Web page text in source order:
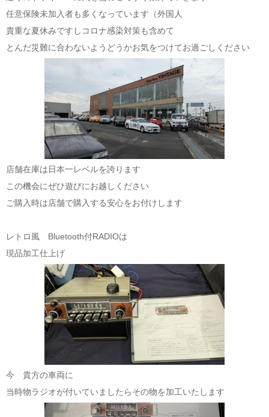
任意保険未加入者も多くなっています（外国人
貴重な夏休みですしコロナ感染対策も含めて
とんだ災難に合わないようどうかお気をつけてお過ごしください
店舗在庫は日本一レベルを誇ります
この機会にぜひ遊びにお越しください
ご購入時は店舗で購入する安心をお付けします
レトロ風 Bluetooth付RADIOは
現品加工仕上げ
今 貴方の車両に
当時物ラジオが付いていましたらその物を加工いたします